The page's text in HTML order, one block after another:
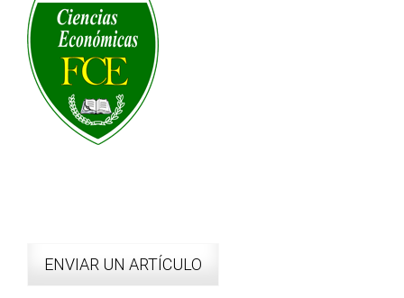
ENVIAR UN ARTÍCULO